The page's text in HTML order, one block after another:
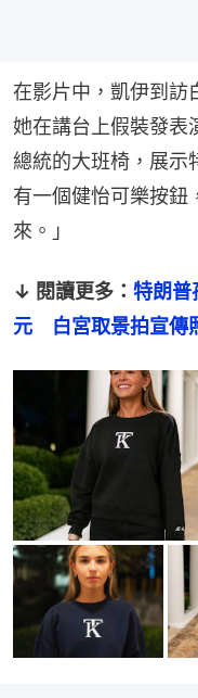
在影片中，凱伊到訪
她在講台上假裝發表
總統的大班椅，展示
有一個健怡可樂按鈕
來。」
↓ 閱讀更多： 特朗普
元　白宮取景拍宣傳